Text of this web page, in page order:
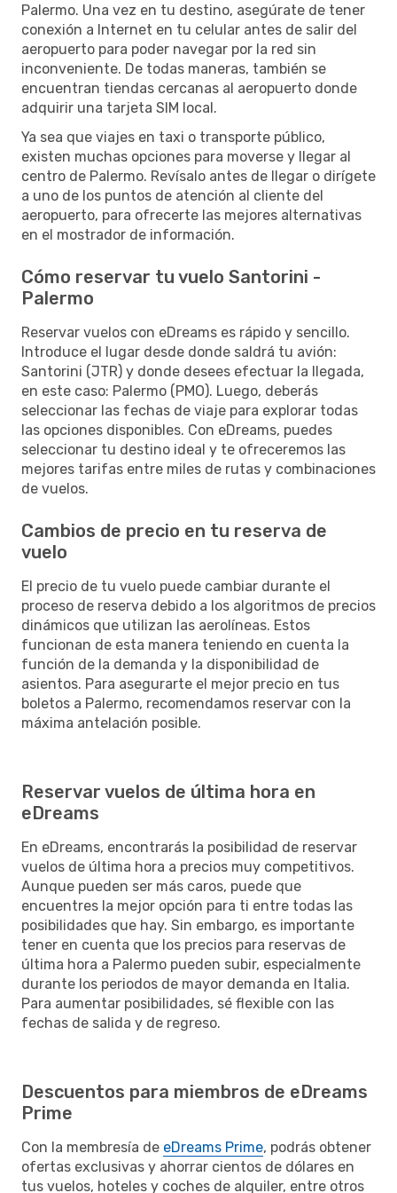
Palermo. Una vez en tu destino, asegúrate de tener
conexión a Internet en tu celular antes de salir del
aeropuerto para poder navegar por la red sin
inconveniente. De todas maneras, también se
encuentran tiendas cercanas al aeropuerto donde
adquirir una tarjeta SIM local.
Ya sea que viajes en taxi o transporte público,
existen muchas opciones para moverse y llegar al
centro de Palermo. Revísalo antes de llegar o dirígete
a uno de los puntos de atención al cliente del
aeropuerto, para ofrecerte las mejores alternativas
en el mostrador de información.
Cómo reservar tu vuelo Santorini -
Palermo
Reservar vuelos con eDreams es rápido y sencillo.
Introduce el lugar desde donde saldrá tu avión:
Santorini (JTR) y donde desees efectuar la llegada,
en este caso: Palermo (PMO). Luego, deberás
seleccionar las fechas de viaje para explorar todas
las opciones disponibles. Con eDreams, puedes
seleccionar tu destino ideal y te ofreceremos las
mejores tarifas entre miles de rutas y combinaciones
de vuelos.
Cambios de precio en tu reserva de
vuelo
El precio de tu vuelo puede cambiar durante el
proceso de reserva debido a los algoritmos de precios
dinámicos que utilizan las aerolíneas. Estos
funcionan de esta manera teniendo en cuenta la
función de la demanda y la disponibilidad de
asientos. Para asegurarte el mejor precio en tus
boletos a Palermo, recomendamos reservar con la
máxima antelación posible.
Reservar vuelos de última hora en
eDreams
En eDreams, encontrarás la posibilidad de reservar
vuelos de última hora a precios muy competitivos.
Aunque pueden ser más caros, puede que
encuentres la mejor opción para ti entre todas las
posibilidades que hay. Sin embargo, es importante
tener en cuenta que los precios para reservas de
última hora a Palermo pueden subir, especialmente
durante los periodos de mayor demanda en Italia.
Para aumentar posibilidades, sé flexible con las
fechas de salida y de regreso.
Descuentos para miembros de eDreams
Prime
Con la membresía de eDreams Prime, podrás obtener
ofertas exclusivas y ahorrar cientos de dólares en
tus vuelos, hoteles y coches de alquiler, entre otros